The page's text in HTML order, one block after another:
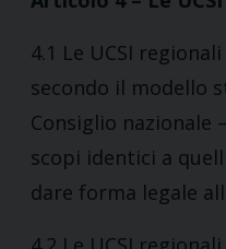
4.1 Le UCSI
secondo il modello
Consiglio nazionale
scopi identici a
dare forma legale